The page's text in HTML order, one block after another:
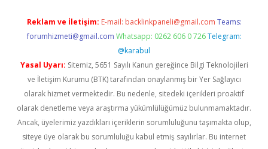
Reklam ve İletişim: E-mail: backlinkpaneli@gmail.com Teams:
forumhizmeti@gmail.com Whatsapp: 0262 606 0 726 Telegram:
@karabul
Yasal Uyarı: Sitemiz, 5651 Sayılı Kanun gereğince Bilgi Teknolojileri
ve İletişim Kurumu (BTK) tarafından onaylanmış bir Yer Sağlayıcı
olarak hizmet vermektedir. Bu nedenle, sitedeki içerikleri proaktif
olarak denetleme veya araştırma yükümlülüğümüz bulunmamaktadır.
Ancak, üyelerimiz yazdıkları içeriklerin sorumluluğunu taşımakta olup,
siteye üye olarak bu sorumluluğu kabul etmiş sayılırlar. Bu internet